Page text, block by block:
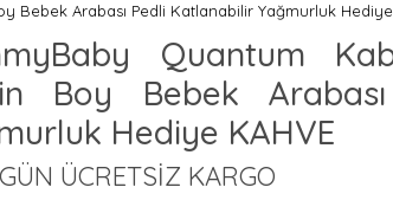
Bebek Arabası Pedli Katlanabilir Yağmurluk Hediye
Quantum
Boy Bebek
Hediye KAHVE
ÜCRETSİZ KARGO